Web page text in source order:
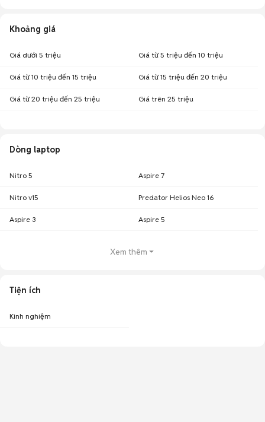
Khoảng giá
Giá dưới 5 triệu Giá từ 5 triệu đến 10 triệu
Giá từ 10 triệu đến 15 triệu Giá từ 15 triệu đến 20 triệu
Giá từ 20 triệu đến 25 triệu Giá trên 25 triệu
Dòng laptop
Nitro 5 Aspire 7
Nitro v15 Predator Helios Neo 16
Aspire 3 Aspire 5
Xem thêm
Tiện ích
Kinh nghiệm